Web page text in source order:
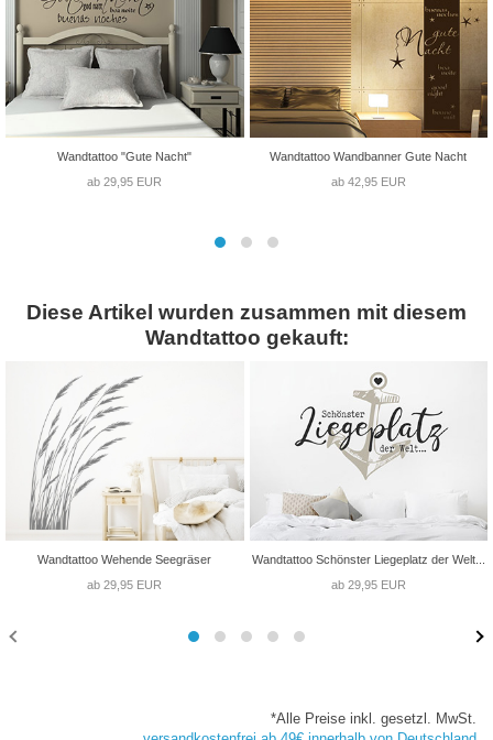
Wandtattoo "Gute Nacht"
ab 29,95 EUR
Wandtattoo Wandbanner Gute Nacht
ab 42,95 EUR
Diese Artikel wurden zusammen mit diesem
Wandtattoo gekauft:
Wandtattoo Wehende Seegräser
ab 29,95 EUR
Wandtattoo Schönster Liegeplatz der Welt...
ab 29,95 EUR
*Alle Preise inkl. gesetzl. MwSt.